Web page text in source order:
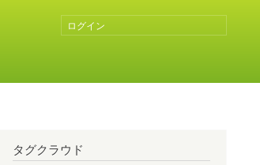
ユ
ー
ン
ト
ログイン
タグクラウド